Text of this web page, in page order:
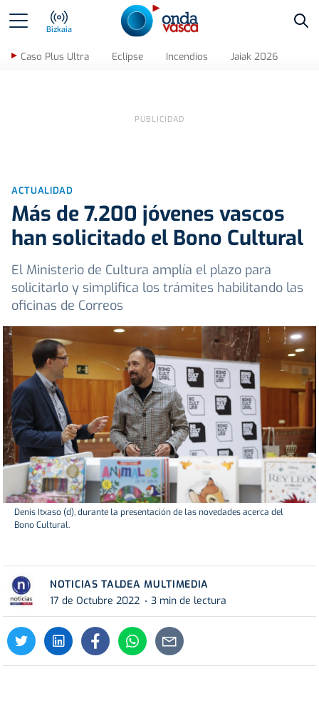
Bizkaia
Caso Plus Ultra Eclipse Incendios Jaiak 2026
ACTUALIDAD
Más de 7.200 jóvenes vascos
han solicitado el Bono Cultural
El Ministerio de Cultura amplía el plazo para
solicitarlo y simplifica los trámites habilitando las
oficinas de Correos
Denis Itxaso (d), durante la presentación de las novedades acerca del
Bono Cultural.
NOTICIAS TALDEA MULTIMEDIA
17 de Octubre 2022
3 min de lectura